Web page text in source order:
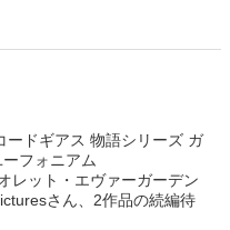
ードギアス 物語シリーズ ガ
フォニアム
レット・エヴァーガーデン
さん、2作品の続編待